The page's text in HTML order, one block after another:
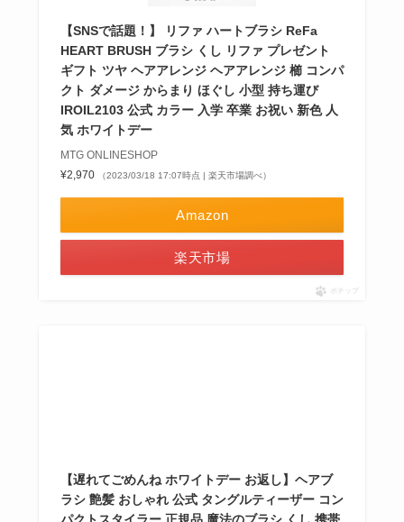
【SNSで話題！】 リファ ハートブラシ ReFa
HEART BRUSH ブラシ くし リファ プレゼント
ギフト ツヤ ヘアアレンジ ヘアアレンジ 櫛 コンパ
クト ダメージ からまり ほぐし 小型 持ち運び
IROIL2103 公式 カラー 入学 卒業 お祝い 新色 人
気 ホワイトデー
MTG ONLINESHOP
¥2,970
（2023/03/18 17:07時点 | 楽天市場調べ）
Amazon
楽天市場
ポチップ
【遅れてごめんね ホワイトデー お返し】ヘアブ
ラシ 艶髪 おしゃれ 公式 タングルティーザー コン